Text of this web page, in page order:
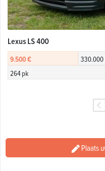
Lexus LS 400
9.500 € 330.000
264 pk
Plaats